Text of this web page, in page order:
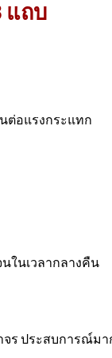
แถบ
ต่อแรงกระแทก
ในเวลากลางคืน
ร ประสบการณ์มา